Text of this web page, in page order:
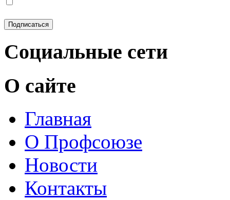
Социальные сети
О сайте
Главная
О Профсоюзе
Новости
Контакты